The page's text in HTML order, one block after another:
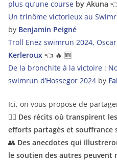
plus qu’une course by Akuna
Un trinôme victorieux au
by Benjamin Peigné
Troll Enez swimrun 2024,
Kerleroux 👈 🔥 🆕
De la bronchite à la victoire :
swimrun d’Hossegor 2024 by
Ici, on vous propose de
🏃‍♂️ Des récits où transpirent
efforts partagés et souffrance
👥 Des anecdotes qui
le soutien des autres peuvent